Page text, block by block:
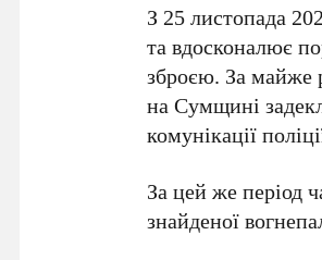
З 25 листопада
та вдосконалює
зброєю. За майже
на Сумщині
комунікації
За цей же період
знайденої